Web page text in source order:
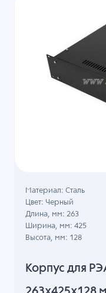
Корпус для
Материал: Сталь
Цвет: Черный
Длина, мм: 263
Ширина, мм: 425
Высота, мм: 128